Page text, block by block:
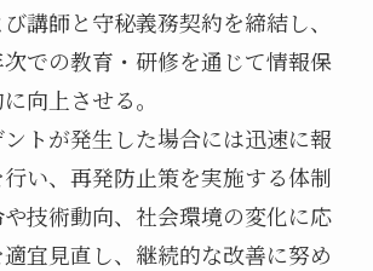
講師と守秘義務契約を締結し、
での教育・研修を通じて情報保
向上させる。
トが発生した場合には迅速に報
い、再発防止策を実施する体制
技術動向、社会環境の変化に応
宜見直し、継続的な改善に努め